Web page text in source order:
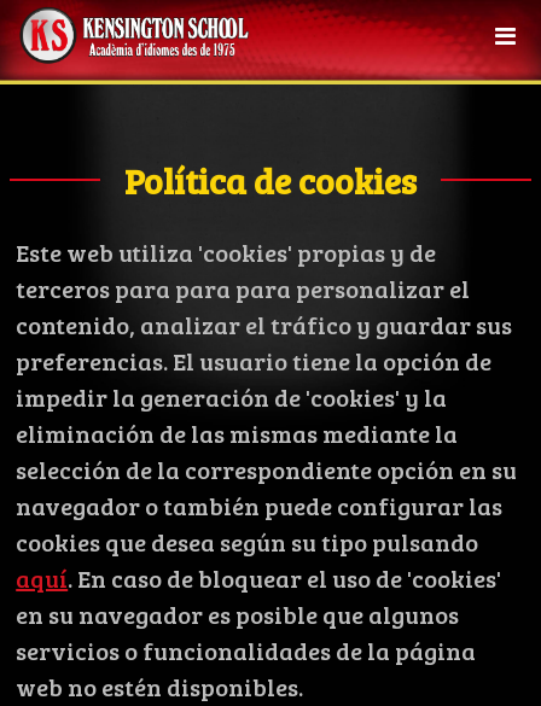
Política de cookies
Este web utiliza 'cookies' propias y de
terceros para para para personalizar el
contenido, analizar el tráfico y guardar sus
preferencias. El usuario tiene la opción de
impedir la generación de 'cookies' y la
eliminación de las mismas mediante la
selección de la correspondiente opción en su
navegador o también puede configurar las
cookies que desea según su tipo pulsando
aquí. En caso de bloquear el uso de 'cookies'
en su navegador es posible que algunos
servicios o funcionalidades de la página
web no estén disponibles.